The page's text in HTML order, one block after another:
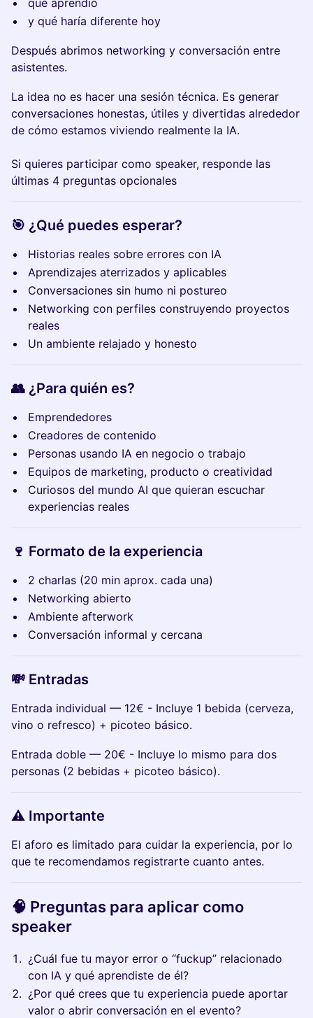
qué aprendió
y qué haría diferente hoy
Después abrimos networking y conversación entre
asistentes.
La idea no es hacer una sesión técnica. Es generar
conversaciones honestas, útiles y divertidas alrededor
de cómo estamos viviendo realmente la IA.
Si quieres participar como speaker, responde las
últimas 4 preguntas opcionales
🎯 ¿Qué puedes esperar?
Historias reales sobre errores con IA
Aprendizajes aterrizados y aplicables
Conversaciones sin humo ni postureo
Networking con perfiles construyendo proyectos
reales
Un ambiente relajado y honesto
👥 ¿Para quién es?
Emprendedores
Creadores de contenido
Personas usando IA en negocio o trabajo
Equipos de marketing, producto o creatividad
Curiosos del mundo AI que quieran escuchar
experiencias reales
🍷 Formato de la experiencia
2 charlas (20 min aprox. cada una)
Networking abierto
Ambiente afterwork
Conversación informal y cercana
💸 Entradas
Entrada individual — 12€ - Incluye 1 bebida (cerveza,
vino o refresco) + picoteo básico.
Entrada doble — 20€ - Incluye lo mismo para dos
personas (2 bebidas + picoteo básico).
⚠️ Importante
El aforo es limitado para cuidar la experiencia, por lo
que te recomendamos registrarte cuanto antes.
🧠 Preguntas para aplicar como
speaker
¿Cuál fue tu mayor error o “fuckup” relacionado
con IA y qué aprendiste de él?
¿Por qué crees que tu experiencia puede aportar
valor o abrir conversación en el evento?